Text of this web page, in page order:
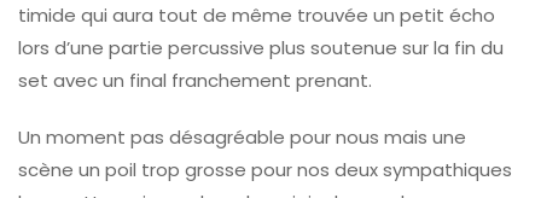
timide qui aura tout de même trouvée un petit écho
lors d’une partie percussive plus soutenue sur la fin du
set avec un final franchement prenant.
Un moment pas désagréable pour nous mais une
scène un poil trop grosse pour nos deux sympathiques